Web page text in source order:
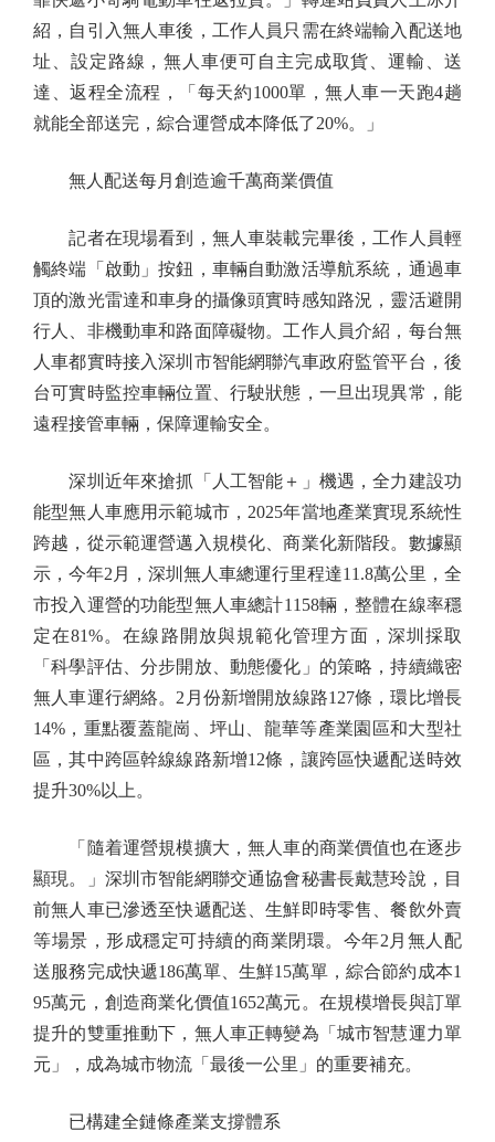
紹，自引入無人車後，工作人員只需在終端輸入配送地
址、設定路線，無人車便可自主完成取貨、運輸、送
達、返程全流程，「每天約1000單，無人車一天跑4趟
就能全部送完，綜合運營成本降低了20%。」
無人配送每月創造逾千萬商業價值
記者在現場看到，無人車裝載完畢後，工作人員輕
觸終端「啟動」按鈕，車輛自動激活導航系統，通過車
頂的激光雷達和車身的攝像頭實時感知路況，靈活避開
行人、非機動車和路面障礙物。工作人員介紹，每台無
人車都實時接入深圳市智能網聯汽車政府監管平台，後
台可實時監控車輛位置、行駛狀態，一旦出現異常，能
遠程接管車輛，保障運輸安全。
深圳近年來搶抓「人工智能＋」機遇，全力建設功
能型無人車應用示範城市，2025年當地產業實現系統性
跨越，從示範運營邁入規模化、商業化新階段。數據顯
示，今年2月，深圳無人車總運行里程達11.8萬公里，全
市投入運營的功能型無人車總計1158輛，整體在線率穩
定在81%。在線路開放與規範化管理方面，深圳採取
「科學評估、分步開放、動態優化」的策略，持續織密
無人車運行網絡。2月份新增開放線路127條，環比增長
14%，重點覆蓋龍崗、坪山、龍華等產業園區和大型社
區，其中跨區幹線線路新增12條，讓跨區快遞配送時效
提升30%以上。
「隨着運營規模擴大，無人車的商業價值也在逐步
顯現。」深圳市智能網聯交通協會秘書長戴慧玲說，目
前無人車已滲透至快遞配送、生鮮即時零售、餐飲外賣
等場景，形成穩定可持續的商業閉環。今年2月無人配
送服務完成快遞186萬單、生鮮15萬單，綜合節約成本1
95萬元，創造商業化價值1652萬元。在規模增長與訂單
提升的雙重推動下，無人車正轉變為「城市智慧運力單
元」，成為城市物流「最後一公里」的重要補充。
已構建全鏈條產業支撐體系